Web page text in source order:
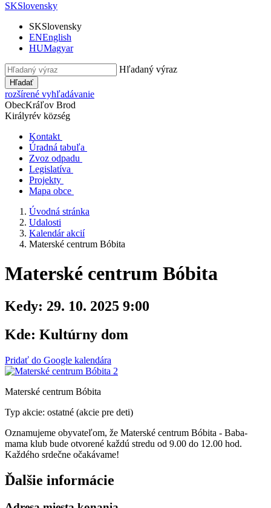
SKSlovensky
SKSlovensky
ENEnglish
HUMagyar
Hľadaný výraz
Hľadať
rozšírené vyhľadávanie
ObecKráľov Brod
Királyrév község
Kontakt
Úradná tabuľa
Zvoz odpadu
Legislatíva
Projekty
Mapa obce
Úvodná stránka
Udalosti
Kalendár akcií
Materské centrum Bóbita
Materské centrum Bóbita
Kedy: 29. 10. 2025 9:00
Kde: Kultúrny dom
Pridať do Google kalendára
Materské centrum Bóbita
Typ akcie: ostatné (akcie pre deti)
Oznamujeme obyvateľom, že Materské centrum Bóbita - Baba-
mama klub bude otvorené každú stredu od 9.00 do 12.00 hod.
Každého srdečne očakávame!
Ďalšie informácie